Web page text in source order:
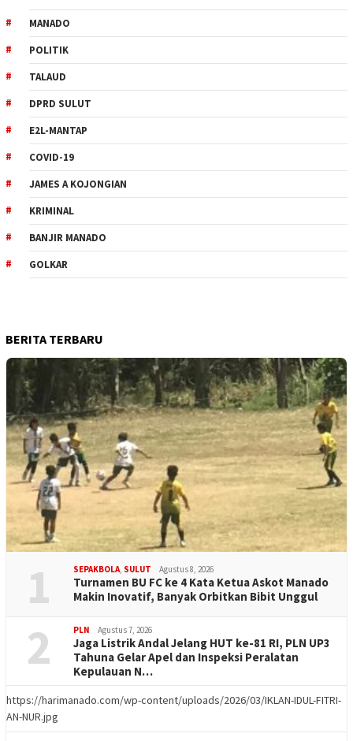
MANADO
POLITIK
TALAUD
DPRD SULUT
E2L-MANTAP
COVID-19
JAMES A KOJONGIAN
KRIMINAL
BANJIR MANADO
GOLKAR
BERITA TERBARU
1 SEPAKBOLA, SULUT Agustus 8, 2026
Turnamen BU FC ke 4 Kata Ketua Askot Manado
Makin Inovatif, Banyak Orbitkan Bibit Unggul
2 PLN Agustus 7, 2026
Jaga Listrik Andal Jelang HUT ke-81 RI, PLN UP3
Tahuna Gelar Apel dan Inspeksi Peralatan
Kepulauan N…
https://harimanado.com/wp-content/uploads/2026/03/IKLAN-IDUL-FITRI-
AN-NUR.jpg